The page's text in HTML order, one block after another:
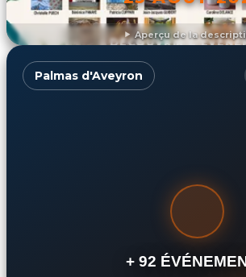
Aperçu de la
DÉCOUVRIR
Palmas d'Aveyron
+ 92